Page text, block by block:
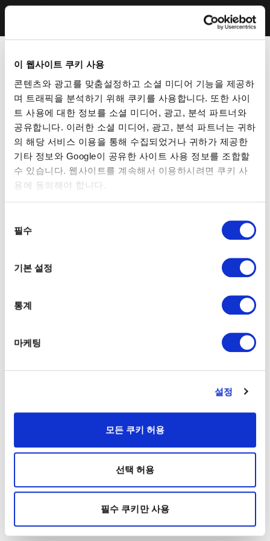
이 웹사이트 쿠키 사용
콘텐츠와 광고를 맞춤설정하고 소셜 미디어 기능을 제공하
며 트래픽을 분석하기 위해 쿠키를 사용합니다. 또한 사이
트 사용에 대한 정보를 소셜 미디어, 광고, 분석 파트너와
공유합니다. 이러한 소셜 미디어, 광고, 분석 파트너는 귀하
의 해당 서비스 이용을 통해 수집되었거나 귀하가 제공한
기타 정보와 Google이 공유한 사이트 사용 정보를 조합할
수 있습니다. 웹사이트를 계속해서 이용하시려면 쿠키 사
용에 동의해야 합니다.
필수
기본 설정
통계
마케팅
설정
모든 쿠키 허용
선택 허용
필수 쿠키만 사용